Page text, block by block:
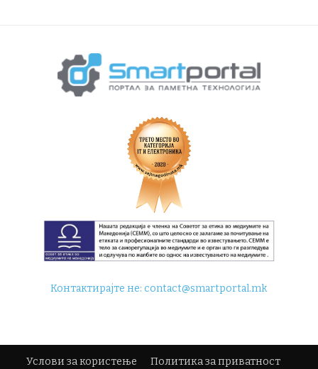
Контактирајте не:contact@smartportal.mk
Услови за користење Политика за приватност